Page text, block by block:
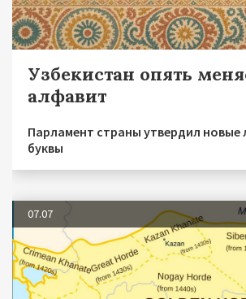
Узбекистан опять
алфавит
Парламент страны утвердил новые
буквы
07.07